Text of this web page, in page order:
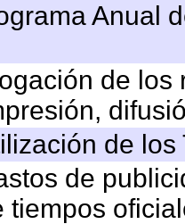
Anual
de
de
de
tiempos